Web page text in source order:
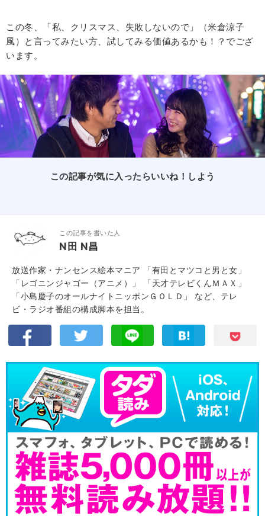
この冬、「私、クリスマス、失敗しないので」（米倉涼子
風）と言ってみたい方、試してみる価値あるかも！？でござ
います。
この記事が気に入ったらいいね！しよう
この記事を書いた人
N田 N昌
放送作家・ナンセンス絵本マニア 「有田とマツコと男と女」
「レゴニンジャゴー（アニメ）」 「天才テレビくんＭＡＸ」
「小島慶子のオールナイトニッポンＧＯＬＤ」 など、テレ
ビ・ラジオ番組の構成脚本を担当。